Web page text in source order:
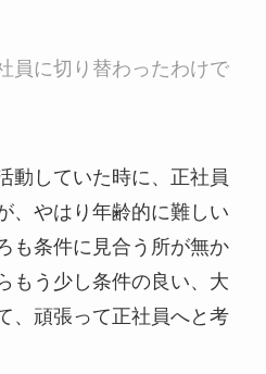
員に切り替わったわけで
動していた時に、正社員
、やはり年齢的に難しい
も条件に見合う所が無か
もう少し条件の良い、大
、頑張って正社員へと考